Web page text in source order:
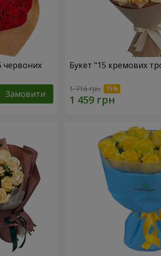
червоних
Замовити
Букет "15 кремових
1 716 грн